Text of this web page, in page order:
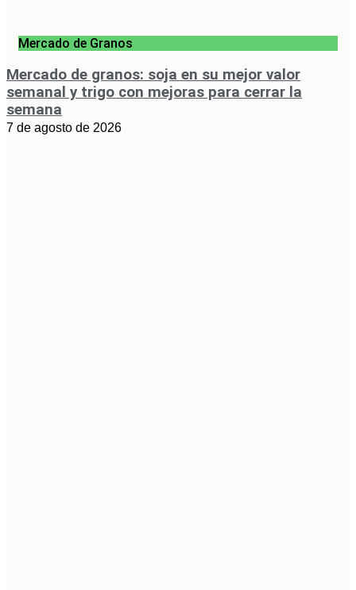
Mercado de Granos
Mercado de granos: soja en su mejor valor
semanal y trigo con mejoras para cerrar la
semana
7 de agosto de 2026